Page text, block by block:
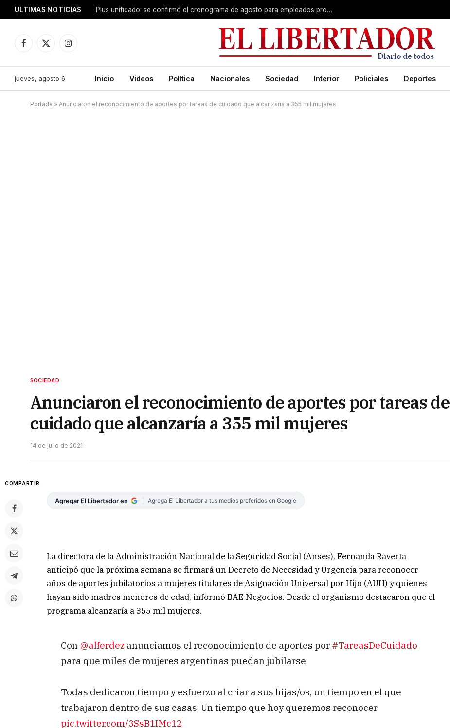
ULTIMAS NOTICIAS Plus unificado: se confirmó el cronograma de agosto para empleados provinciales
Facebook
X
Instagram
jueves, agosto 6 Inicio Videos Política Nacionales Sociedad Interior Policiales Deportes
Portada » Anunciaron el reconocimiento de aportes por tareas de cuidado que alcanzaría a 355 mil mujeres
SOCIEDAD
Anunciaron el reconocimiento de aportes por tareas de
cuidado que alcanzaría a 355 mil mujeres
14 de julio de 2021
COMPARTIR
Agregar El Libertador en Agrega El Libertador a tus medios preferidos en Google
La directora de la Administración Nacional de la Seguridad Social (Anses), Fernanda Raverta
anticipó que la próxima semana se firmará un Decreto de Necesidad y Urgencia para reconocer
años de aportes jubilatorios a mujeres titulares de Asignación Universal por Hijo (AUH) y quienes
hayan sido madres menores de edad, informó BAE Negocios. Desde el organismo destacaron que el
programa alcanzaría a 355 mil mujeres.
Con @alferdez anunciamos el reconocimiento de aportes por #TareasDeCuidado
para que miles de mujeres argentinas puedan jubilarse
Todas dedicaron tiempo y esfuerzo al criar a sus hijas/os, un tiempo en el que
trabajaron dentro de sus casas. Un tiempo que hoy queremos reconocer
pic.twitter.com/3SsB1IMc12